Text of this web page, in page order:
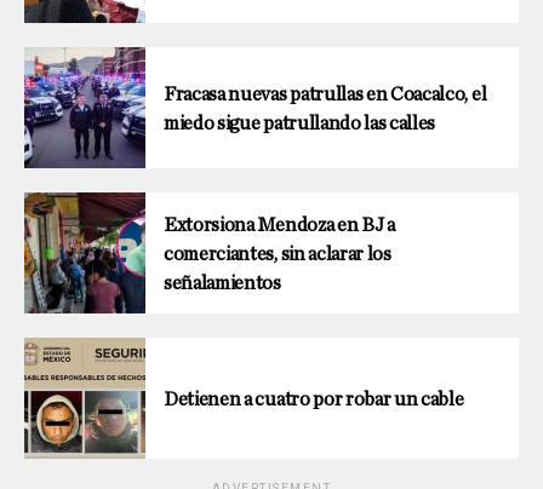
Fracasa nuevas patrullas en Coacalco, el
miedo sigue patrullando las calles
Extorsiona Mendoza en BJ a
comerciantes, sin aclarar los
señalamientos
Detienen a cuatro por robar un cable